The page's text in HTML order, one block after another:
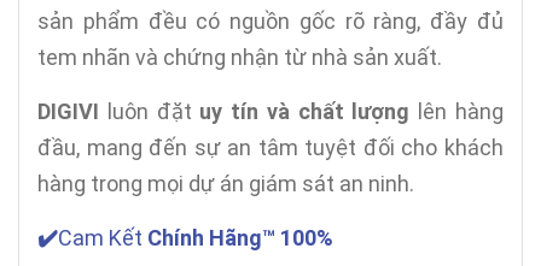
sản phẩm đều có nguồn gốc rõ ràng, đầy đủ
tem nhãn và chứng nhận từ nhà sản xuất.
DIGIVI luôn đặt uy tín và chất lượng lên hàng
đầu, mang đến sự an tâm tuyệt đối cho khách
hàng trong mọi dự án giám sát an ninh.
✔️Cam Kết Chính Hãng™ 100%